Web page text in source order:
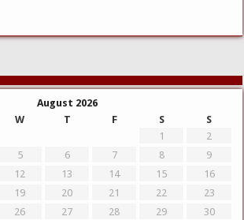
August 2026
W T F S
S
1
2
5 6 7 8
9
12 13 14 15
16
19 20 21 22
23
26 27 28 29
30